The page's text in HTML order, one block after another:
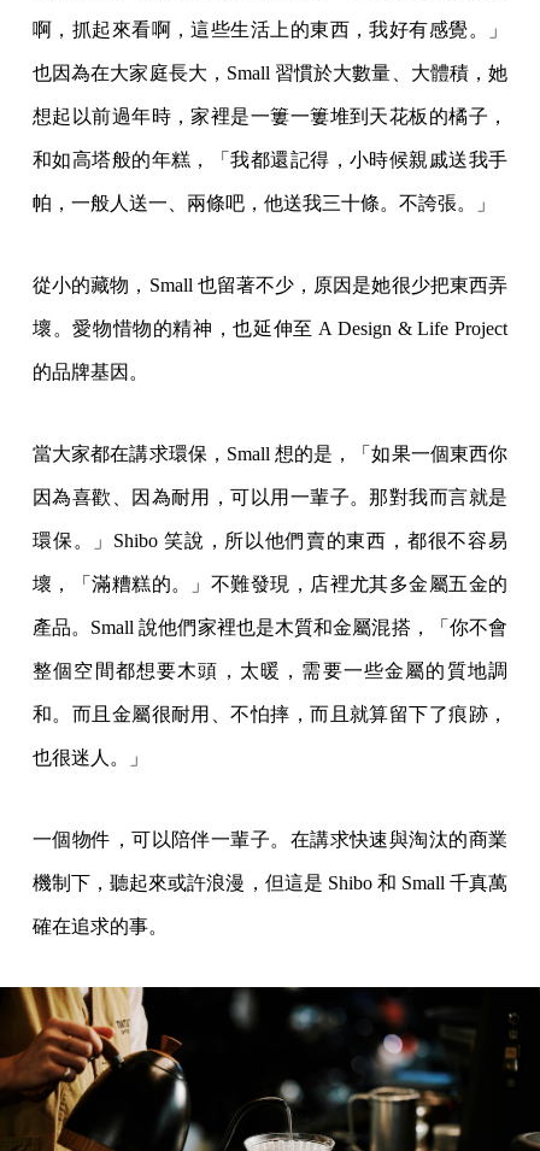
啊，抓起來看啊，這些生活上的東西，我好有感覺。」
也因為在大家庭長大，Small 習慣於大數量、大體積，她
想起以前過年時，家裡是一簍一簍堆到天花板的橘子，
和如高塔般的年糕，「我都還記得，小時候親戚送我手
帕，一般人送一、兩條吧，他送我三十條。不誇張。」
從小的藏物，Small 也留著不少，原因是她很少把東西弄
壞。愛物惜物的精神，也延伸至 A Design & Life Project
的品牌基因。
當大家都在講求環保，Small 想的是，「如果一個東西你
因為喜歡、因為耐用，可以用一輩子。那對我而言就是
環保。」Shibo 笑說，所以他們賣的東西，都很不容易
壞，「滿糟糕的。」不難發現，店裡尤其多金屬五金的
產品。Small 說他們家裡也是木質和金屬混搭，「你不會
整個空間都想要木頭，太暖，需要一些金屬的質地調
和。而且金屬很耐用、不怕摔，而且就算留下了痕跡，
也很迷人。」
一個物件，可以陪伴一輩子。在講求快速與淘汰的商業
機制下，聽起來或許浪漫，但這是 Shibo 和 Small 千真萬
確在追求的事。